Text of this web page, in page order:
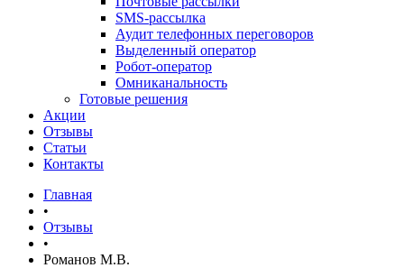
SMS-рассылка
Аудит телефонных переговоров
Выделенный оператор
Робот-оператор
Омниканальность
Готовые решения
Акции
Отзывы
Статьи
Контакты
Главная
•
Отзывы
•
Романов М.В.